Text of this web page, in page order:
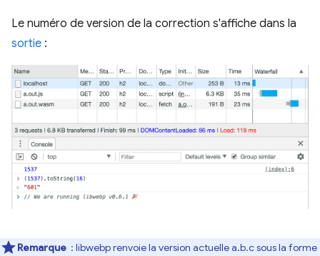
Le numéro de version de la correction s'affiche dans la
sortie :
Remarque : libwebp renvoie la version actuelle a.b.c sous la forme